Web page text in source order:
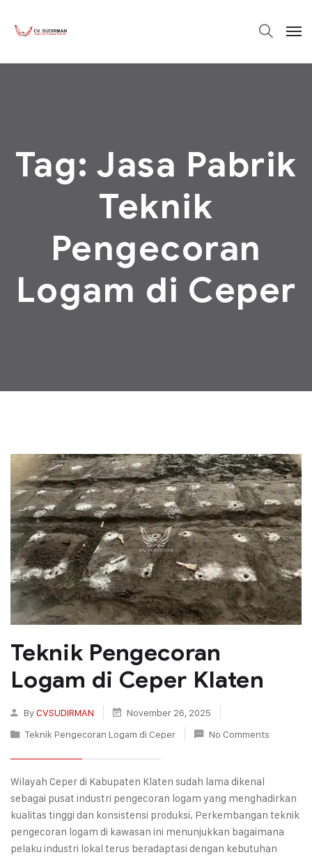
Tag: Jasa Pabrik
Teknik
Pengecoran
Logam di Ceper
Teknik Pengecoran
Logam di Ceper Klaten
ByCVSUDIRMAN
November 26, 2025
Teknik Pengecoran Logam di Ceper
No Comments
Wilayah Ceper di Kabupaten Klaten sudah lama dikenal
sebagai pusat industri pengecoran logam yang menghadirkan
kualitas tinggi dan konsistensi produksi. Perkembangan teknik
pengecoran logam di kawasan ini menunjukkan bagaimana
pelaku industri lokal terus beradaptasi dengan kebutuhan